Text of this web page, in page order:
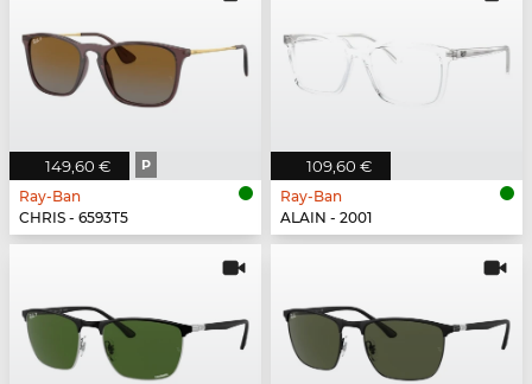
149,60 € P
Ray-Ban
CHRIS - 6593T5
109,60 €
Ray-Ban
ALAIN - 2001